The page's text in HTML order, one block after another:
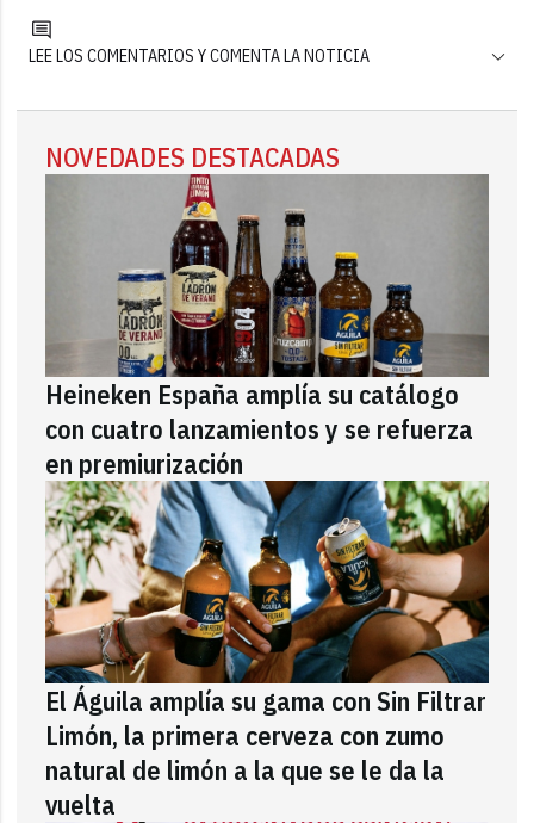
LEE LOS COMENTARIOS Y COMENTA LA NOTICIA
NOVEDADES DESTACADAS
Heineken España amplía su catálogo
con cuatro lanzamientos y se refuerza
en premiurización
El Águila amplía su gama con Sin Filtrar
Limón, la primera cerveza con zumo
natural de limón a la que se le da la
vuelta